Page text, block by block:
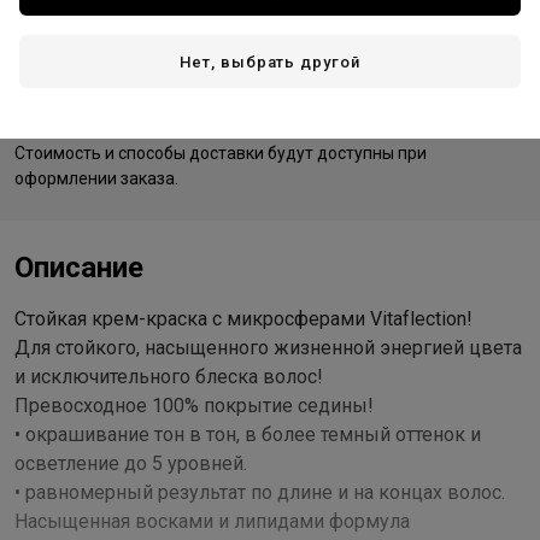
Стоимость и способы доставки будут доступны при
оформлении заказа.
Описание
Стойкая крем-краска с микросферами Vitaflection!
Для стойкого, насыщенного жизненной энергией цвета
и исключительного блеска волос!
Превосходное 100% покрытие седины!
• окрашивание тон в тон, в более темный оттенок и
осветление до 5 уровней.
• равномерный результат по длине и на концах волос.
Насыщенная восками и липидами формула
Нет, выбрать другой